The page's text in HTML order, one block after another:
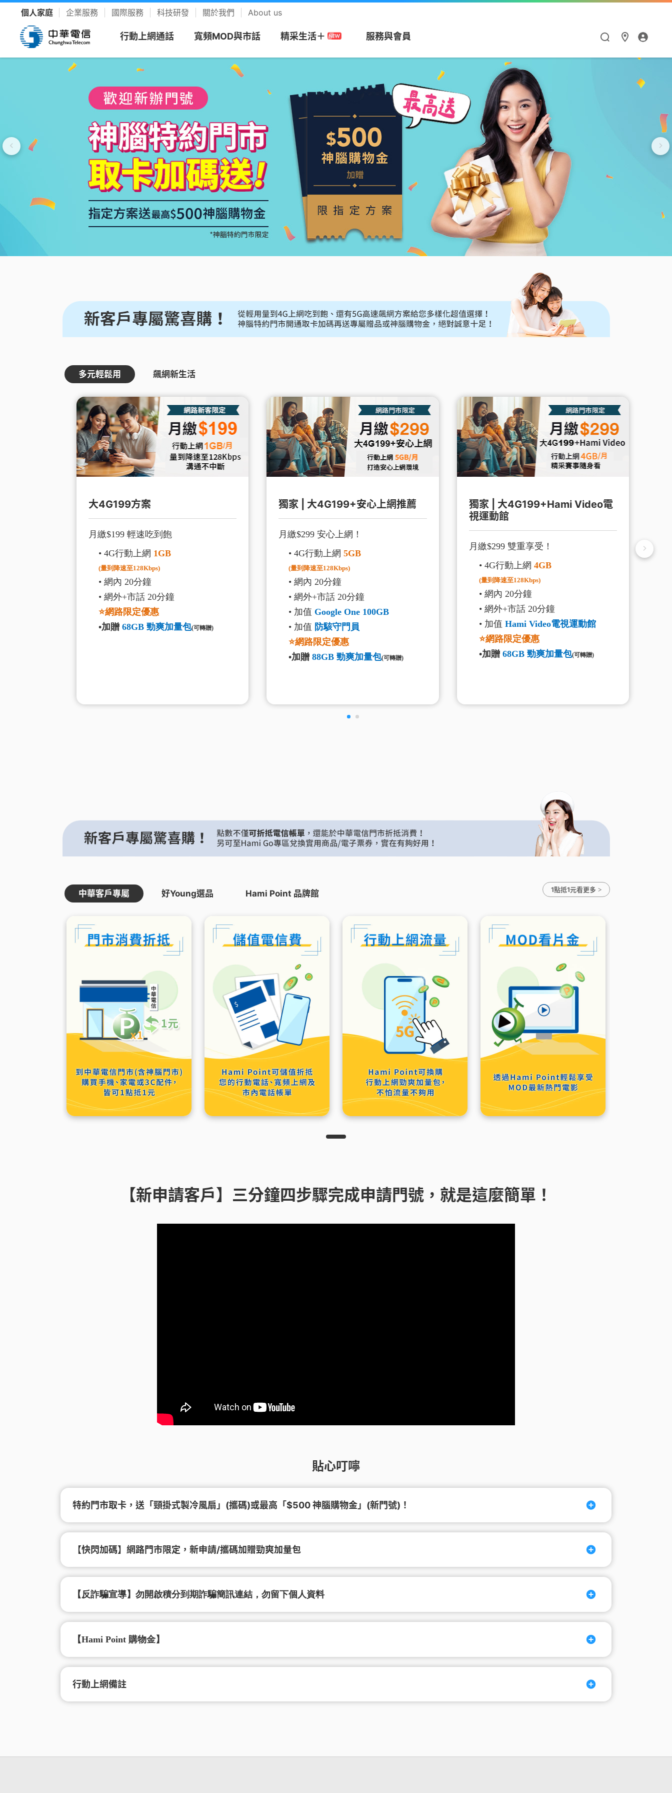
個人家庭 企業服務 國際服務 科技研發 關於我們 About us
行動上網通話
自助服務區
看方案
新申請/攜碼
續約
精采5G加值
全資費
優惠總覽
搭商品
Apple專區
Android專區
品牌機館
找更多機款
預付卡
漫遊方案
漫遊與通訊應用
漫遊服務優惠
漫遊服務總覽
流量加價購
衛星通訊
通訊應用
寬頻MOD與市話
速在必行+MOD 上網+看電視
搭3C家電
速在有禮方案
資費快選
條件自由選，快速篩選專屬資費
供裝速率查詢、線上申請查詢、固定IP
申請、故障報修
寬頻上網
新客專區
升速續約
產品介紹
Wi-Fi服務
MOD
速在必行+MOD
影劇館⁺
自選餐
MOD平台/單頻選購
市話長途 HiNet服務
個人信箱
MSA信箱服務
網路測速
供裝查詢
頻寬分流
精采生活＋
精采生活＋推薦
整合選購，省時又省力
YouTube Premium
暢看零廣告 精采不受限
Google One
照片、影片、雲端儲存
KKBOX
破億曲庫 打造專屬歌單
了解方案、帳單代收、答鈴異動
樂享影視
YouTube Premium
Disney+
Hami Video 電視運
動館
Netflix
Hami Video 影劇館
安心上網
防駭守門員
色情守門員
上網時間管理
趨勢資安服務
更多
樂享音樂
LINE MUSIC 鈴聲
音樂
來電答鈴
更多
閱讀學習
Hami 書城
天下數位全閱讀
PPA Plus
FunPark 童書夢工
廠
更多
LINE貼圖超值方案
服務與會員
我的服務中心
個人化服務入口
資費合約
線上查合約
中華電信APP
下載APP 隨身服務
更多線上自助服務
客戶服務
聯絡我們
網路門市申請查詢
友善專區
簡訊客服
更多服務
帳單服務
帳單繳費
申請電子帳單
更多帳單與發票
會員回饋計畫
中華電信VIP官網
Hami Point 愛心捐
Hami Point
如何集點與兌點
我的點數
中華電信聯名卡
中信ALL ME卡
Hami Point官網
票券館
多元輕鬆用 飆網新生活
大4G199方案
月繳$199 輕速吃到飽
• 4G行動上網 1GB
(量到降速至128Kbps)
• 網內 20分鐘
• 網外+市話 20分鐘
⭐網路限定優惠
•加贈 68GB 勁爽加量包(可轉贈)
獨家 | 大4G199+安心上網推薦
月繳$299 安心上網！
• 4G行動上網5GB
(量到降速至128Kbps)
• 網內 20分鐘
• 網外+市話 20分鐘
• 加值 Google One 100GB
• 加值 防駭守門員
⭐網路限定優惠
•加贈88GB 勁爽加量包(可轉贈)
獨家 | 大4G199+Hami Video電
視運動館
月繳$299 雙重享受！
• 4G行動上網 4GB
(量到降速至128Kbps)
• 網內 20分鐘
• 網外+市話 20分鐘
• 加值 Hami Video電視運動館
⭐網路限定優惠
•加贈 68GB 勁爽加量包(可轉贈)
1點抵1元看更多
中華客戶專屬 好Young選品 Hami Point 品牌館
【新申請客戶】三分鐘四步驟完成申請門號，就是這麼簡單！
貼心叮嚀
特約門市取卡，送「頸掛式製冷風扇」(攜碼)或最高「$500 神腦購物金」(新門號)！
【快閃加碼】網路門市限定，新申請/攜碼加贈勁爽加量包
【反詐騙宣導】勿開啟積分到期詐騙簡訊連結，勿留下個人資料
【Hami Point 購物金】
行動上網備註